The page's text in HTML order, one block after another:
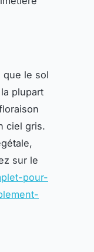
que le sol
plupart
ciel gris.
sur le
pour-